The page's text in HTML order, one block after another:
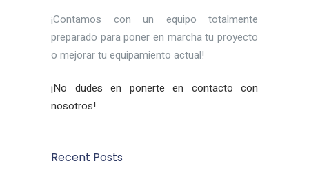
¡Contamos con un equipo totalmente
preparado para poner en marcha tu proyecto
o mejorar tu equipamiento actual!
¡No dudes en ponerte en contacto con
nosotros!
Recent Posts